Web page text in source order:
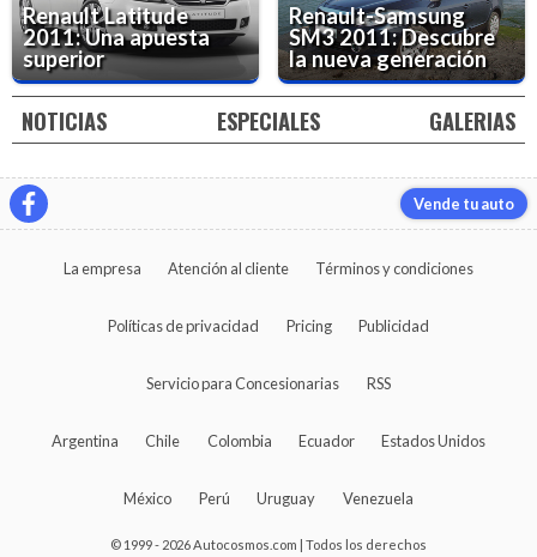
Renault Latitude
2011: Una apuesta
superior
Renault-Samsung
SM3 2011: Descubre
la nueva generación
NOTICIAS ESPECIALES GALERIAS
Vende tu auto
La empresa Atención al cliente Términos y condiciones
Políticas de privacidad Pricing Publicidad
Servicio para Concesionarias RSS
Argentina Chile Colombia Ecuador Estados Unidos
México Perú Uruguay Venezuela
© 1999 - 2026 Autocosmos.com | Todos los derechos